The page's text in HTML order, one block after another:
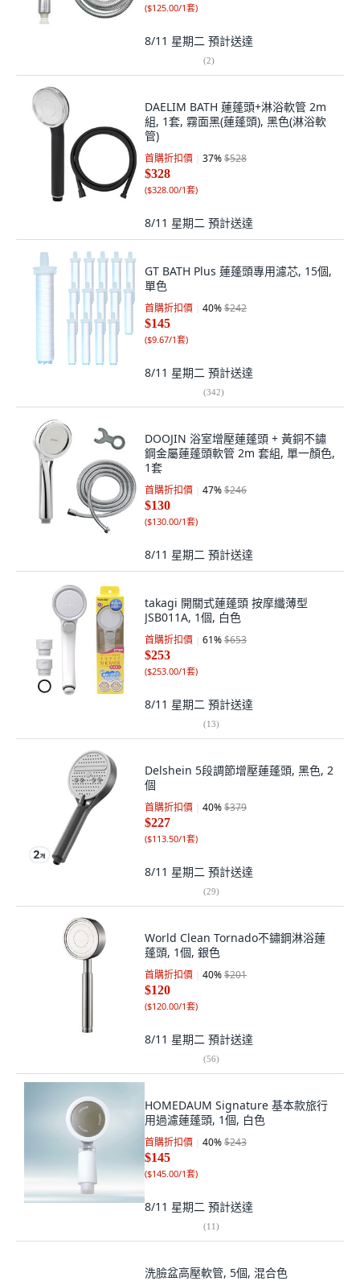
($125.00/1套)
8/11 星期二 預計送達
(2)
DAELIM BATH 蓮蓬頭+淋浴軟管 2m
組, 1套, 霧面黑(蓮蓬頭), 黑色(淋浴軟
管)
首購折扣價 37%$528
$328
($328.00/1套)
8/11 星期二 預計送達
GT BATH Plus 蓮蓬頭專用濾芯, 15個,
單色
首購折扣價 40%$242
$145
($9.67/1套)
8/11 星期二 預計送達
(342)
DOOJIN 浴室增壓蓮蓬頭 + 黃銅不鏽
鋼金屬蓮蓬頭軟管 2m 套組, 單一顏色,
1套
首購折扣價 47%$246
$130
($130.00/1套)
8/11 星期二 預計送達
takagi 開關式蓮蓬頭 按摩纖薄型
JSB011A, 1個, 白色
首購折扣價 61%$653
$253
($253.00/1套)
8/11 星期二 預計送達
(13)
Delshein 5段調節增壓蓮蓬頭, 黑色, 2
個
首購折扣價 40%$379
$227
($113.50/1套)
8/11 星期二 預計送達
(29)
World Clean Tornado不鏽鋼淋浴蓮
蓬頭, 1個, 銀色
首購折扣價 40%$201
$120
($120.00/1套)
8/11 星期二 預計送達
(56)
HOMEDAUM Signature 基本款旅行
用過濾蓮蓬頭, 1個, 白色
首購折扣價 40%$243
$145
($145.00/1套)
8/11 星期二 預計送達
(11)
洗臉盆高壓軟管, 5個, 混合色